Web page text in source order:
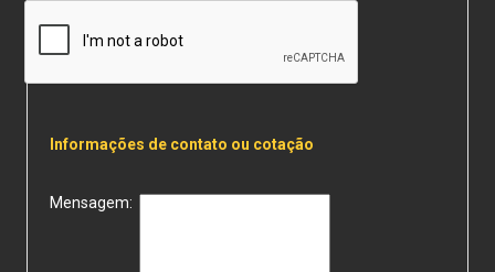
Informações de contato ou cotação
Mensagem: